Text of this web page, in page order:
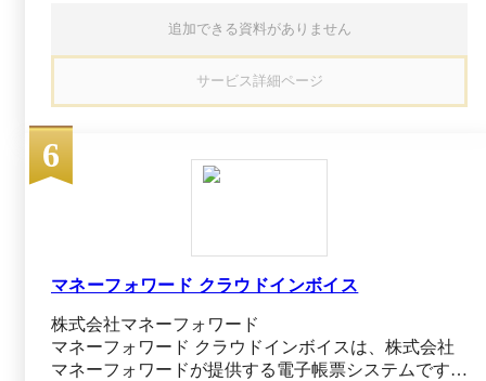
けます。 また、国税書類以外も自社で保管した
メールなども保管・共有可能です。後日、書類が
必要になった場合も、いつでもどこからでもすぐ
に探しだせるので無駄な時間が省けます。 特徴
④その他 周辺システムとのシームレスな連携 そ
の他、ファイル管理や契約管理、ワークフローな
管理を実現できます。 ・送受信から管理まで法対応
に即して対応できます さまざまな帳票の仕分けや保
管、検索、他システムとの連携を行えます。さらに、
取引帳票の送受信から管理までを一括で行えるほか、
最適な帳票フォーマットをそのままに、電子帳簿保存
法やインボイス制度にも対応可能です。 ・高精度な
OCR読み取りと自動仕分けで管理工数を削減できま
す 活字／手書き文字を高精度に読み取り、データ化
サービス詳細ページ
追加できる資料がありません
6
マネーフォワード クラウドインボイス
株式会社マネーフォワード
マネーフォワード クラウドインボイスは、株式会社
マネーフォワードが提供する電子帳票システムです。